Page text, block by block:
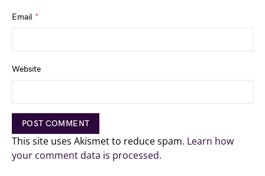
Email *
Website
This site uses Akismet to reduce spam. Learn how
your comment data is processed.